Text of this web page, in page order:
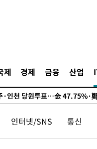
제 경제 금융 산업
0.6% 나스닥 1.3%↑
인천 순회경선…박선원·최민희
·인천 당원투표…金 47.75%·
주·인천 권리당원 투표 김민석
해안 시간당 30㎜ '강한 비'[
인터넷/SNS 통신